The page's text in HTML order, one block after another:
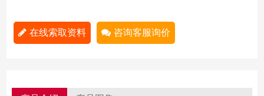
在线索取资料 咨询客服询价